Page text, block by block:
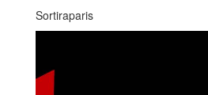
Sortiraparis